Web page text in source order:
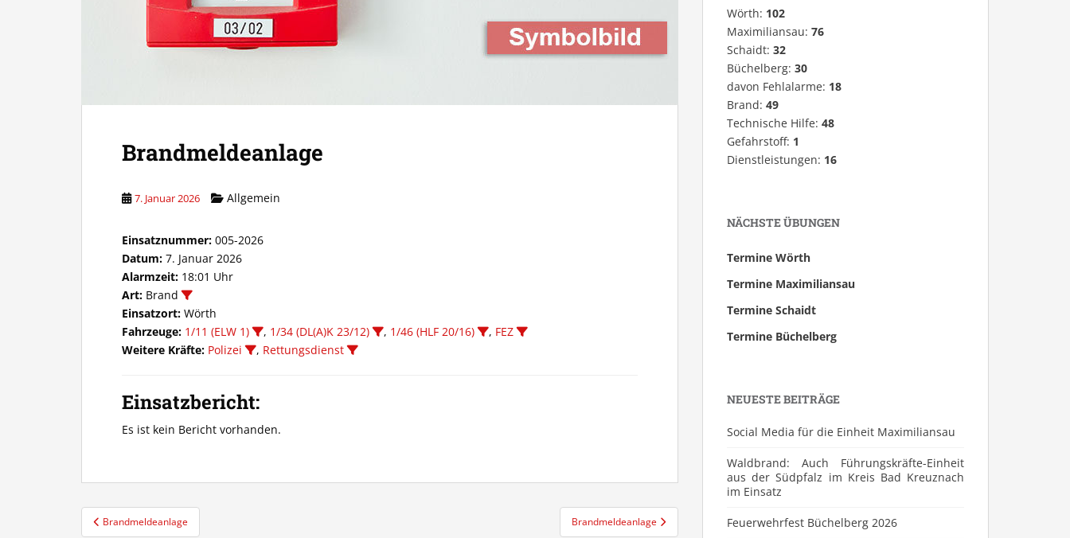
Brandmeldeanlage
7. Januar 2026 Allgemein
Einsatznummer: 005-2026
Datum: 7. Januar 2026
Alarmzeit: 18:01 Uhr
Art: Brand
Einsatzort: Wörth
Fahrzeuge: 1/11 (ELW 1) , 1/34 (DL(A)K 23/12) , 1/46 (HLF 20/16) , FEZ
Weitere Kräfte: Polizei , Rettungsdienst
Einsatzbericht:
Es ist kein Bericht vorhanden.
Beitragsnavigation
Brandmeldeanlage Brandmeldeanlage
Wörth: 102
Maximiliansau: 76
Schaidt: 32
Büchelberg: 30
davon Fehlalarme: 18
Brand: 49
Technische Hilfe: 48
Gefahrstoff: 1
Dienstleistungen: 16
NÄCHSTE ÜBUNGEN
Termine Wörth
Termine Maximiliansau
Termine Schaidt
Termine Büchelberg
NEUESTE BEITRÄGE
Social Media für die Einheit Maximiliansau
Waldbrand: Auch Führungskräfte-Einheit
aus der Südpfalz im Kreis Bad Kreuznach
im Einsatz
Feuerwehrfest Büchelberg 2026